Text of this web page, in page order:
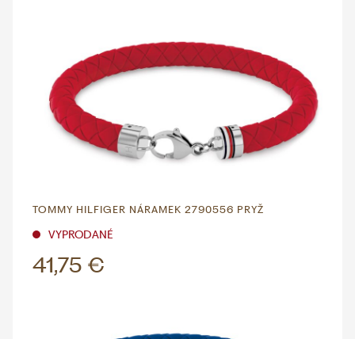
TOMMY HILFIGER NÁRAMEK 2790556 PRYŽ
VYPRODANÉ
41,75 €